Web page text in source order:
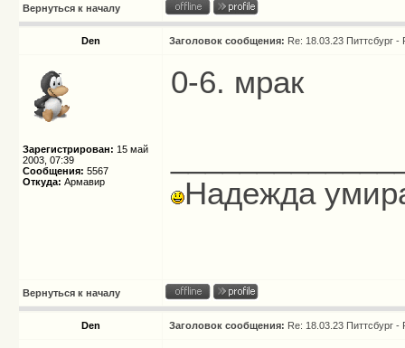
Вернуться к началу
Den Заголовок сообщения: Re: 18.03.23 Питтсбург -
Зарегистрирован: 15 май
2003, 07:39
Сообщения: 5567
Откуда: Армавир
0-6. мрак
Надежда
Вернуться к началу
Den Заголовок сообщения: Re: 18.03.23 Питтсбург -